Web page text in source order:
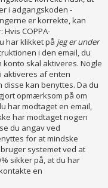
i adgangskoden -
er korrekte, kan
COPPA-
har klikket på jeg er under
i den email, du
skal aktiveres. Nogle
af enten
kan benyttes. Da du
opmærksom på om
har modtaget en email,
har modtaget nogen
du angav ved
for at mindske
systemet ved at
sikker på, at du har
en